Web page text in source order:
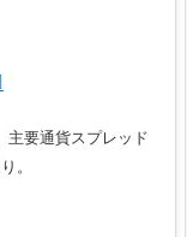
主要通貨スプレッド
。